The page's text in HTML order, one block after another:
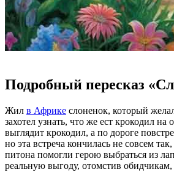
Подробный пересказ
Жил в Африке слоненок, который
захотел узнать, что же ест крокодил
выглядит крокодил, а по дороге
но эта встреча кончилась не совсем
питона помогли герою выбраться из
реальную выгоду, отомстив обидчикам,